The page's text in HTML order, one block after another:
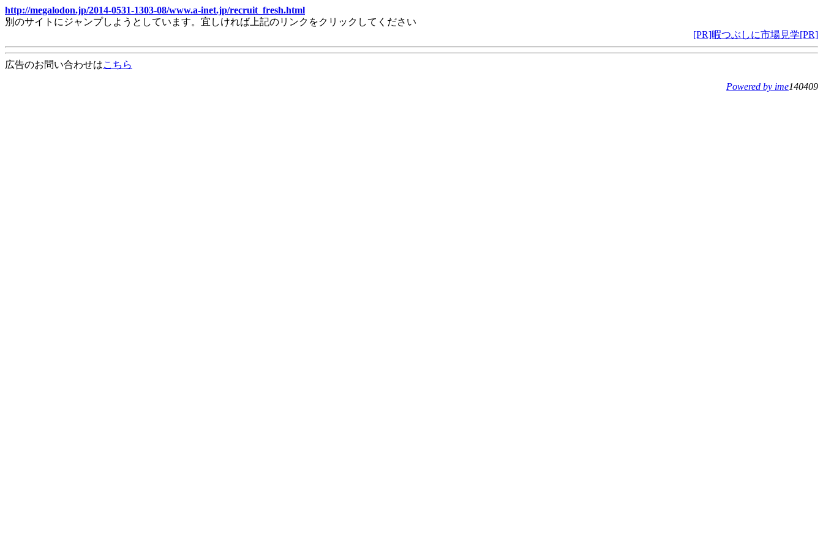
http://megalodon.jp/2014-0531-1303-08/www.a-inet.jp/recruit_fresh.html
別のサイトにジャンプしようとしています。宜しければ上記のリンクをクリックしてください
[PR]暇つぶしに市場見学[PR]
広告のお問い合わせはこちら
Powered by ime140409